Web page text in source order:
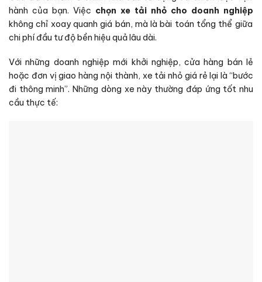
hành của bạn. Việc chọn xe tải nhỏ cho doanh nghiệp
không chỉ xoay quanh giá bán, mà là bài toán tổng thể giữa
chi phí đầu tư độ bền hiệu quả lâu dài.
Với những doanh nghiệp mới khởi nghiệp, cửa hàng bán lẻ
hoặc đơn vị giao hàng nội thành, xe tải nhỏ giá rẻ lại là “bước
đi thông minh”. Những dòng xe này thường đáp ứng tốt nhu
cầu thực tế: